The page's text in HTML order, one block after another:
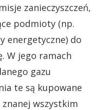
zanieczyszczeń,
podmioty (np.
energetyczne) do
W jego ramach
gazu
te są kupowane
wszystkim